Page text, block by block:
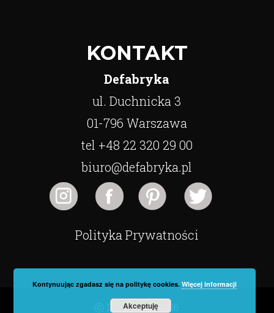
KONTAKT
Defabryka
ul. Duchnicka 3
01-796 Warszawa
tel +48 22 320 29 00
biuro@defabryka.pl
Polityka Prywatności
ⓒ Defabryka 2026
Kontynuując zgadasz się na politykę cookies.Więcej informacji
Akceptuję